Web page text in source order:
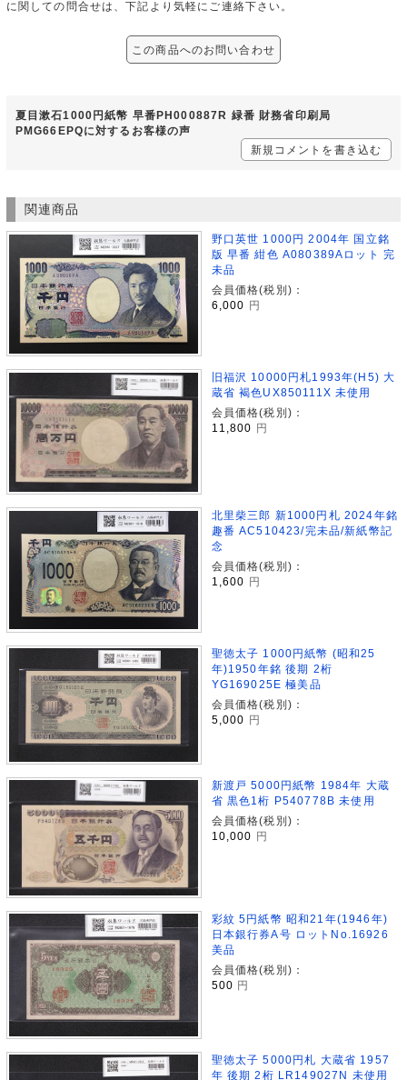
に関しての問合せは、下記より気軽にご連絡下さい。
この商品へのお問い合わせ
夏目漱石1000円紙幣 早番PH000887R 緑番 財務省印刷局
PMG66EPQに対するお客様の声
新規コメントを書き込む
関連商品
野口英世 1000円 2004年 国立銘
版 早番 紺色 A080389Aロット 完
未品
会員価格(税別)：
6,000
円
旧福沢 10000円札1993年(H5) 大
蔵省 褐色UX850111X 未使用
会員価格(税別)：
11,800
円
北里柴三郎 新1000円札 2024年銘
趣番 AC510423/完未品/新紙幣記
念
会員価格(税別)：
1,600
円
聖徳太子 1000円紙幣 (昭和25
年)1950年銘 後期 2桁
YG169025E 極美品
会員価格(税別)：
5,000 円
新渡戸 5000円紙幣 1984年 大蔵
省 黒色1桁 P540778B 未使用
会員価格(税別)：
10,000 円
彩紋 5円紙幣 昭和21年(1946年)
日本銀行券A号 ロットNo.16926
美品
会員価格(税別)：
500 円
聖徳太子 5000円札 大蔵省 1957
年 後期 2桁 LR149027N 未使用